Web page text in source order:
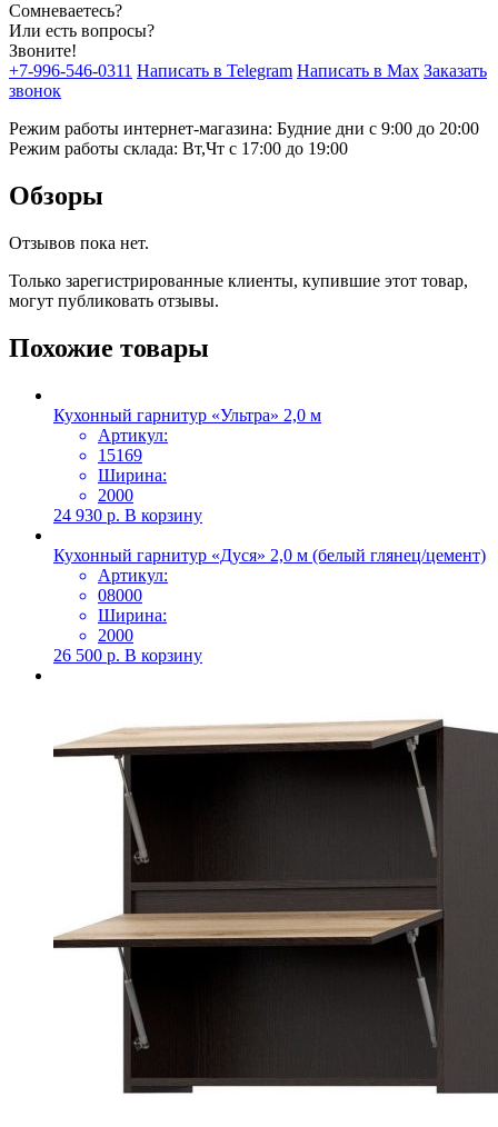
Сомневаетесь?
Или есть вопросы?
Звоните!
+7-996-546-0311 Написать в Telegram Написать в Max Заказать
звонок
Режим работы интернет-магазина: Будние дни с 9:00 до 20:00
Режим работы склада: Вт,Чт с 17:00 до 19:00
Обзоры
Отзывов пока нет.
Только зарегистрированные клиенты, купившие этот товар,
могут публиковать отзывы.
Похожие товары
Кухонный гарнитур «Ультра» 2,0 м
Артикул:
15169
Ширина:
2000
24 930 р. В корзину
Кухонный гарнитур «Дуся» 2,0 м (белый глянец/цемент)
Артикул:
08000
Ширина:
2000
26 500 р. В корзину